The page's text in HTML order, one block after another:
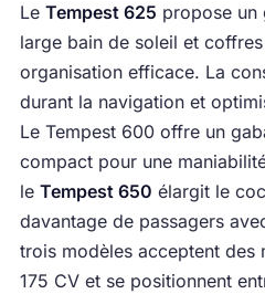
Le Tempest 625 propose un
large bain de soleil et
organisation efficace. La
durant la navigation et
Le Tempest 600 offre un
compact pour une
le Tempest 650 élargit le
davantage de passagers
trois modèles acceptent des
175 CV et se positionnent